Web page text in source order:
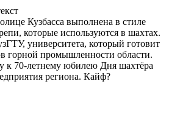
Кузбасса выполнена в стиле
которые используются в шахтах.
университета, который готовит
горной промышленности области.
к 70-летнему юбилею Дня шахтёра
региона. Кайф?